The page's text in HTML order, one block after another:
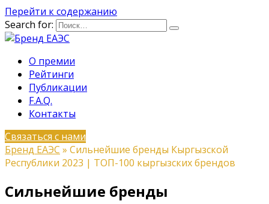
Перейти к содержанию
Search for:
О премии
Рейтинги
Публикации
F.A.Q.
Контакты
Связаться с нами
Бренд ЕАЭС » Сильнейшие бренды Кыргызской
Республики 2023 | ТОП-100 кыргызских брендов
Сильнейшие бренды